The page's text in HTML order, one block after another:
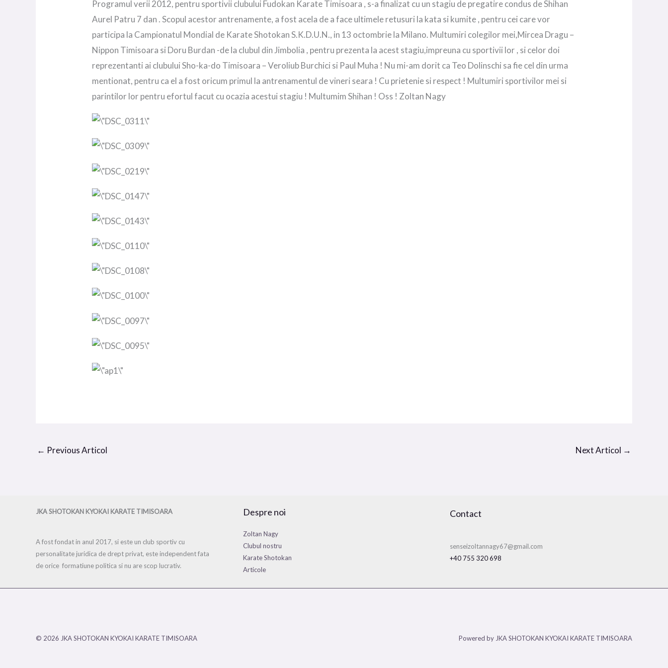
Programul verii 2012, pentru sportivii clubului Fudokan Karate Timisoara , s-a finalizat cu un stagiu de pregatire condus de Shihan
Aurel Patru 7 dan . Scopul acestor antrenamente, a fost acela de a face ultimele retusuri la kata si kumite , pentru cei care vor
participa la Campionatul Mondial de Karate Shotokan S.K.D.U.N., in 13 octombrie la Milano. Multumiri colegilor mei,Mircea Dragu –
Nippon Timisoara si Doru Burdan -de la clubul din Jimbolia , pentru prezenta la acest stagiu,impreuna cu sportivii lor , si celor doi
reprezentanti ai clubului Sho-ka-do Timisoara – Veroliub Burchici si Paul Muha ! Nu mi-am dorit ca Teo Dolinschi sa fie cel din urma
mentionat, pentru ca el a fost oricum primul la antrenamentul de vineri seara ! Cu prietenie si respect ! Multumiri sportivilor mei si
parintilor lor pentru efortul facut cu ocazia acestui stagiu ! Multumim Shihan ! Oss ! Zoltan Nagy
← Previous Articol Next Articol →
JKA SHOTOKAN KYOKAI KARATE TIMISOARA
A fost fondat in anul 2017, si este un club sportiv cu
personalitate juridica de drept privat, este independent fata
de orice formatiune politica si nu are scop lucrativ.
Despre noi
Zoltan Nagy
Clubul nostru
Karate Shotokan
Articole
Contact
senseizoltannagy67@gmail.com
+40 755 320 698
© 2026 JKA SHOTOKAN KYOKAI KARATE TIMISOARA Powered by JKA SHOTOKAN KYOKAI KARATE TIMISOARA